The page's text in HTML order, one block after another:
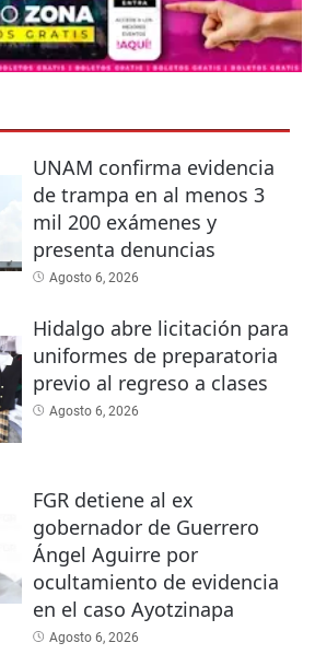
UNAM confirma evidencia
de trampa en al menos 3
mil 200 exámenes y
presenta denuncias
Agosto 6, 2026
Hidalgo abre licitación para
uniformes de preparatoria
previo al regreso a clases
Agosto 6, 2026
FGR detiene al ex
gobernador de Guerrero
Ángel Aguirre por
ocultamiento de evidencia
en el caso Ayotzinapa
Agosto 6, 2026